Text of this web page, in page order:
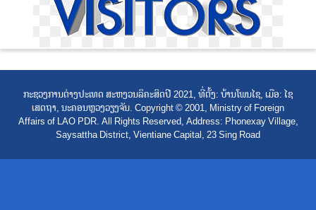
ກະຊວງການຕ່າງປະເທດ ສະຫງວນລິຄະສິດປີ 2021, ທີ່ຕັ້ງ: ບ້ານໂພນໄຊ, ເມືອ: ໄຊ
ເສດຖາ, ນະຄອນຫຼວງວຽງຈັນ. Copyright © 2001, Ministry of Foreign
Affairs of LAO PDR. All Rights Reserved, Address: Phonexay Village,
Saysattha District, Vientiane Capital, 23 Sing Road